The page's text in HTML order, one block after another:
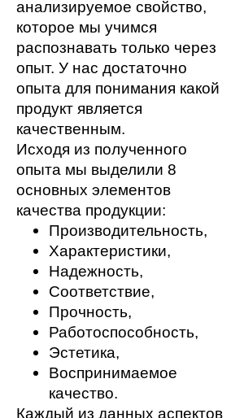
анализируемое свойство,
которое мы учимся
распознавать только через
опыт. У нас достаточно
опыта для понимания какой
продукт является
качественным.
Исходя из полученного
опыта мы выделили 8
основных элементов
качества продукции:
Производительность,
Характеристики,
Надежность,
Соответствие,
Прочность,
Работоспособность,
Эстетика,
Воспринимаемое
качество.
Каждый из данных аспектов